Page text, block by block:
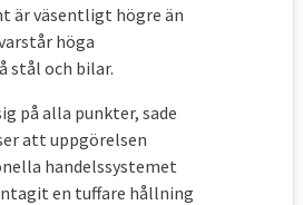
är väsentligt högre än
höga
stål och bilar.
på alla punkter, sade
att uppgörelsen
handelssystemet
en tuffare hållning